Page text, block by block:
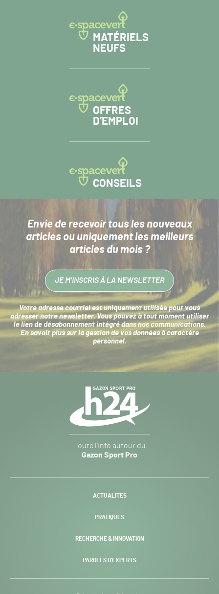
MATÉRIELS
NEUFS
OFFRES
D’EMPLOI
CONSEILS
Envie de recevoir tous les nouveaux
articlesou uniquement les meilleurs
articles du mois ?
JE M’INSCRIS À LA NEWSLETTER
Votre adresse courriel est uniquement utilisée pour vous
adresser notre newsletter. Vous pouvez à tout moment utiliser
le lien de désabonnement intégré dans nos communications.
En savoir plus sur la gestion de vos données à caractère
personnel.
Sport
Pro
-
Toute l’info autour du
Gazon Sport Pro
ACTUALITÉS
PRATIQUES
RECHERCHE & INNOVATION
PAROLES D’EXPERTS